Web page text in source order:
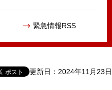
緊急情報RSS
更新日：2024年11月23日